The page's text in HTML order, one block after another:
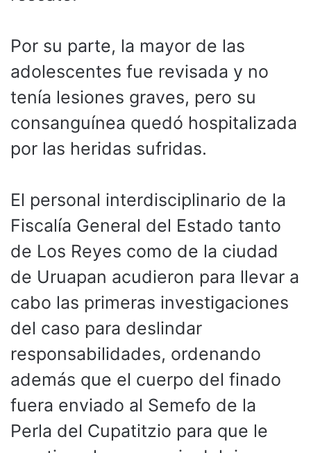
Por su parte, la mayor de las
adolescentes fue revisada y no
tenía lesiones graves, pero su
consanguínea quedó hospitalizada
por las heridas sufridas.
El personal interdisciplinario de la
Fiscalía General del Estado tanto
de Los Reyes como de la ciudad
de Uruapan acudieron para llevar a
cabo las primeras investigaciones
del caso para deslindar
responsabilidades, ordenando
además que el cuerpo del finado
fuera enviado al Semefo de la
Perla del Cupatitzio para que le